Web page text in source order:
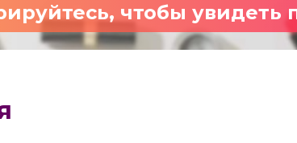
чтобы увидеть